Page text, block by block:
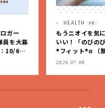
PR
もうニオイを気にしなくっ
いい！「のびのび®サロン
®フィット®α （無臭性）」
肩こりや足腰のダルさを出